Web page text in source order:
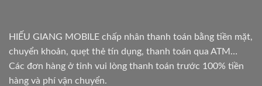
HIẾU GIANG MOBILE chấp nhân thanh toán bằng tiền mặt,
chuyển khoản, quẹt thẻ tín dụng, thanh toán qua ATM…
Các đơn hàng ở tỉnh vui lòng thanh toán trước 100% tiền
hàng và phí vận chuyển.